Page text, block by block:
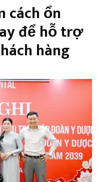
cách ổn
để hỗ trợ
hàng